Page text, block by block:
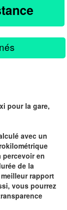
pour la gare,
avec un
percevoir en
de la
rapport
vous pourrez